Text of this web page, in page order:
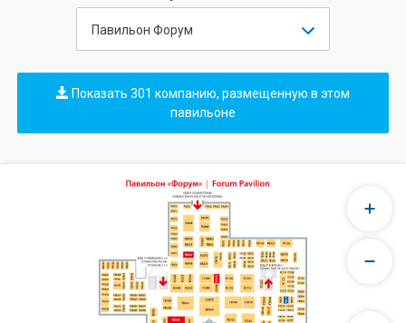
Павильон Форум
Показать 301 компанию, размещенную в этом
павильоне